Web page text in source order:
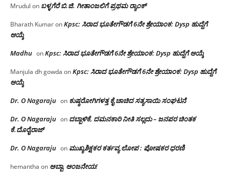
Mrudul on ಬಳ್ಳಗೆರೆ ಬಿ.ಜಿ. ಗೀತಾಂಜಲಿಗೆ ಪ್ರಥಮ ರ‌್ಯಾಂಕ್
Bharath KumaronKpsc: ಸಿರಾದ ಭೂತೇಗೌಡಗೆ 6ನೇ ಶ್ರೇಯಾಂಕ: Dysp ಹುದ್ದೆಗೆ
ಆಯ್ಕೆ
Madhu onKpsc: ಸಿರಾದ ಭೂತೇಗೌಡಗೆ 6ನೇ ಶ್ರೇಯಾಂಕ: Dysp ಹುದ್ದೆಗೆ ಆಯ್ಕೆ
Manjula dh gowda onKpsc: ಸಿರಾದ ಭೂತೇಗೌಡಗೆ 6ನೇ ಶ್ರೇಯಾಂಕ: Dysp ಹುದ್ದೆಗೆ
ಆಯ್ಕೆ
Dr. O Nagaraju on ಕುಷ್ಠರೋಗಿಗಳತ್ತ ಕೈ ಚಾಚಿದ ಸತ್ಯಸಾಯಿ ಸಂಘಟನೆ
Dr. O Nagaraju on ದಬ್ಬಾಳಿಕೆ, ದಮನಕಾರಿ ನೀತಿ ಸಲ್ಲದು – ಜನಪರ ಚಿಂತಕ
ಕೆ.ದೊರೈರಾಜ್
Dr. O Nagaraju on ಮುಖ್ಯಶಿಕ್ಷಕರ ಕರ್ತವ್ಯ ಲೋಪ : ಪೋಷಕರ ಧರಣಿ
hemantha on ಅಬ್ಬಾ, ಆಂಜನೇಯ!